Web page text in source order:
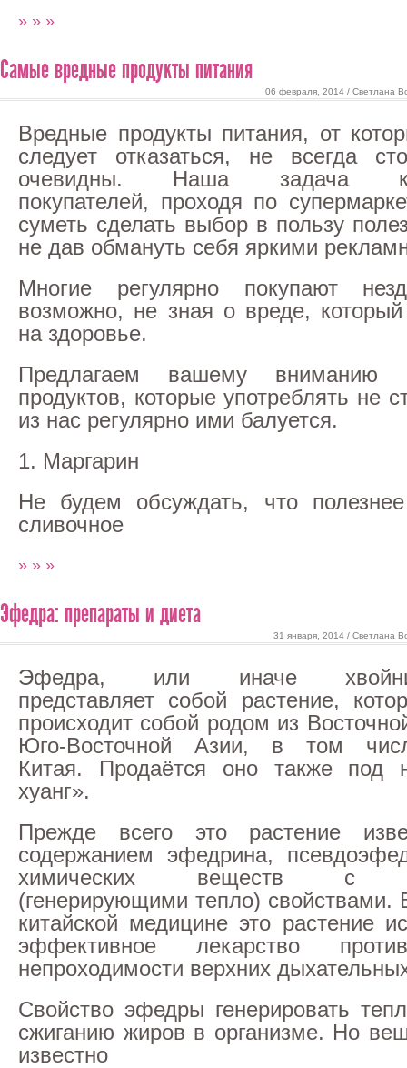
» » »
Самые вредные продукты питания
06 февраля, 2014 / Светлана
Вредные продукты питания, от
следует отказаться, не всегда
очевидны. Наша задача
покупателей, проходя по
суметь сделать выбор в пользу
не дав обмануть себя яркими
Многие регулярно покупают
возможно, не зная о вреде,
на здоровье.
Предлагаем вашему
продуктов, которые употреблять не
из нас регулярно ими балуется.
1. Маргарин
Не будем обсуждать, что
сливочное
» » »
Эфедра: препараты и диета
31 января, 2014 / Светлана
Эфедра, или иначе
представляет собой растение,
происходит собой родом из
Юго-Восточной Азии, в том
Китая. Продаётся оно также под
хуанг».
Прежде всего это растение
содержанием эфедрина,
химических веществ с
(генерирующими тепло) свойствами.
китайской медицине это растение
эффективное лекарство
непроходимости верхних
Свойство эфедры генерировать
сжиганию жиров в организме. Но
известно